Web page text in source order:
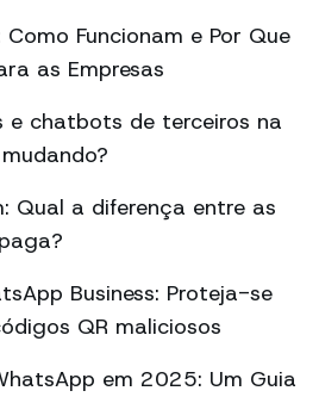
Funcionam e Por Que
as Empresas
e chatbots de terceiros na
Qual a diferença entre as
Business: Proteja-se
QR maliciosos
em 2025: Um Guia